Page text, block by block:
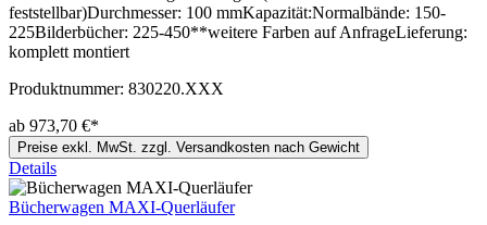
feststellbar)Durchmesser: 100 mmKapazität:Normalbände: 150-
225Bilderbücher: 225-450**weitere Farben auf AnfrageLieferung:
komplett montiert
Produktnummer: 830220.XXX
ab 973,70 €*
Preise exkl. MwSt. zzgl. Versandkosten nach Gewicht
Details
Bücherwagen MAXI-Querläufer